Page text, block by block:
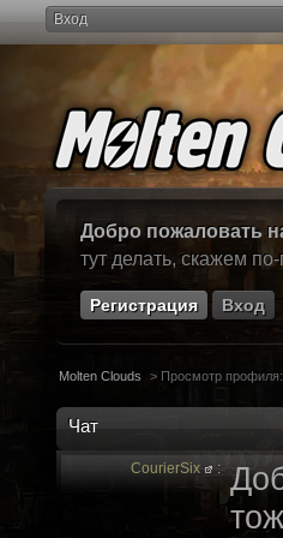
Вход
Добро пожаловать
тут делать, скажем
Регистрация Вход
Molten Clouds > Просмотр
Чат
CourierSix :